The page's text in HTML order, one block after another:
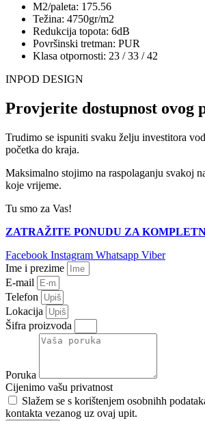
M2/paleta: 175.56
Težina: 4750gr/m2
Redukcija topota: 6dB
Površinski tretman: PUR
Klasa otpornosti: 23 / 33 / 42
INPOD DESIGN
Provjerite dostupnost ovog
Trudimo se ispuniti svaku želju investitora
početka do kraja.
Maksimalno stojimo na raspolaganju svakoj
koje vrijeme.
Tu smo za Vas!
ZATRAŽITE PONUDU ZA
Facebook Instagram Whatsapp Viber
Ime i prezime
E-mail
Telefon
Lokacija
Šifra proizvoda
Poruka
Cijenimo vašu privatnost
Slažem se s korištenjem osobnihh
kontakta vezanog uz ovaj upit.